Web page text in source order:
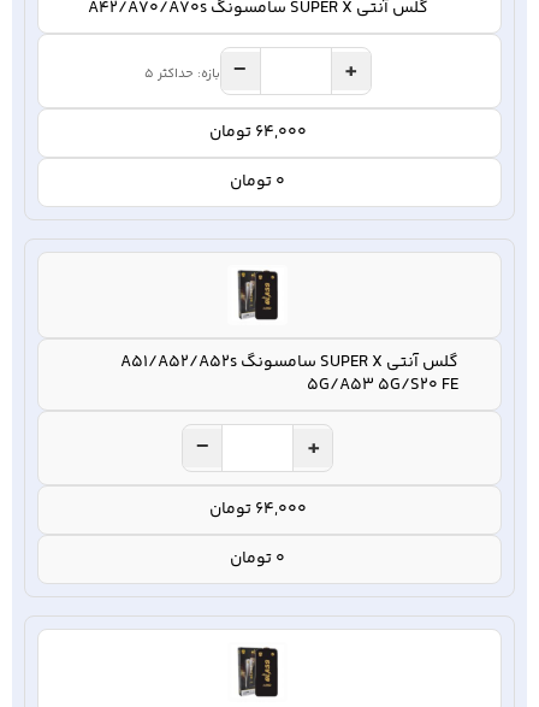
گلس آنتی SUPER X سامسونگ A42/A70/A70s
− + بازه: حداکثر 5
64,000 تومان
0 تومان
گلس آنتی SUPER X سامسونگ A51/A52/A52s
5G/A53 5G/S20 FE
− +
64,000 تومان
0 تومان